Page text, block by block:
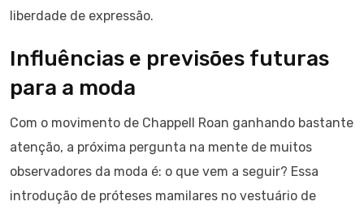
liberdade de expressão.
Influências e previsões futuras
para a moda
Com o movimento de Chappell Roan ganhando bastante
atenção, a próxima pergunta na mente de muitos
observadores da moda é: o que vem a seguir? Essa
introdução de próteses mamilares no vestuário de